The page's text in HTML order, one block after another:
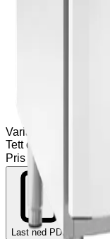
Varianter
Tett dør
Pris på forespørsel
Last ned PDF